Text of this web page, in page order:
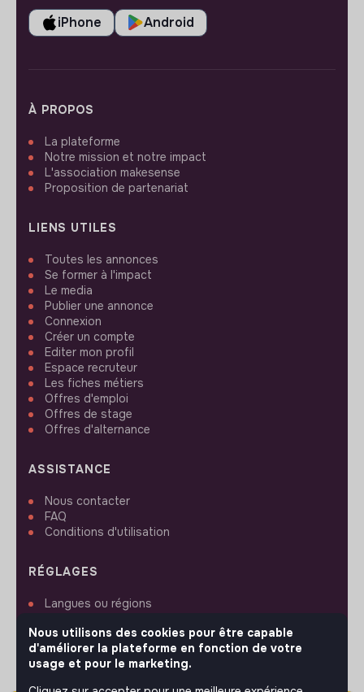
iPhone Android
À PROPOS
La plateforme
Notre mission et notre impact
L'association makesense
Proposition de partenariat
LIENS UTILES
Toutes les annonces
Se former à l'impact
Le media
Publier une annonce
Connexion
Créer un compte
Editer mon profil
Espace recruteur
Les fiches métiers
Offres d'emploi
Offres de stage
Offres d'alternance
ASSISTANCE
Nous contacter
FAQ
Conditions d'utilisation
RÉGLAGES
Langues ou régions
Paramètres des cookies
Nous utilisons des cookies pour être capable
d'améliorer la plateforme en fonction de votre
usage et pour le marketing.